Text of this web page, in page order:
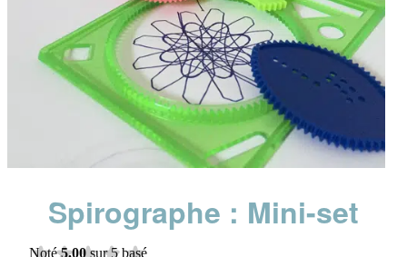
Spirographe : Mini-set
Noté5.00 sur 5 basé